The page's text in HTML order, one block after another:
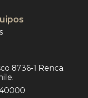
8736-1 Renca.